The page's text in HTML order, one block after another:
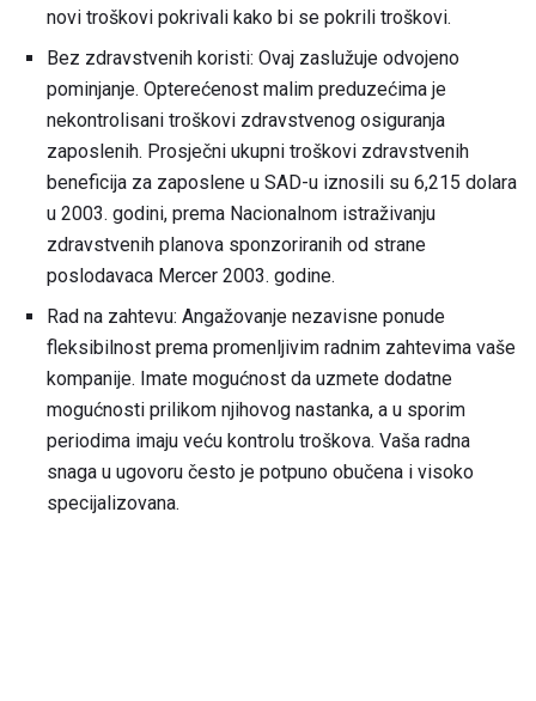
novi troškovi pokrivali kako bi se pokrili troškovi.
Bez zdravstvenih koristi: Ovaj zaslužuje odvojeno
pominjanje. Opterećenost malim preduzećima je
nekontrolisani troškovi zdravstvenog osiguranja
zaposlenih. Prosječni ukupni troškovi zdravstvenih
beneficija za zaposlene u SAD-u iznosili su 6,215 dolara
u 2003. godini, prema Nacionalnom istraživanju
zdravstvenih planova sponzoriranih od strane
poslodavaca Mercer 2003. godine.
Rad na zahtevu: Angažovanje nezavisne ponude
fleksibilnost prema promenljivim radnim zahtevima vaše
kompanije. Imate mogućnost da uzmete dodatne
mogućnosti prilikom njihovog nastanka, a u sporim
periodima imaju veću kontrolu troškova. Vaša radna
snaga u ugovoru često je potpuno obučena i visoko
specijalizovana.